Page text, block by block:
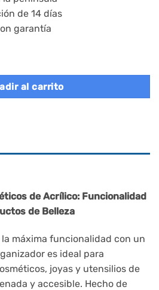
de 14 días
garantía
cosméticos, 2 niveles, 4 cajones
al carrito
de Acrílico: Funcionalidad
de Belleza
máxima funcionalidad con un
es ideal para
joyas y utensilios de
y accesible. Hecho de